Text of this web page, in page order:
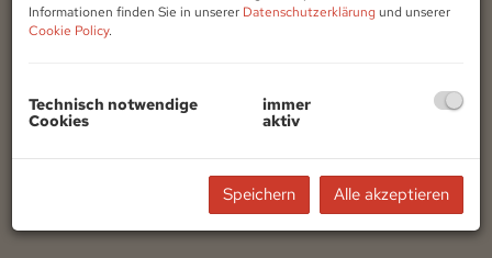
Informationen finden Sie in unserer Datenschutzerklärung und unserer
Cookie Policy.
Technisch notwendige
Cookies
immer
aktiv
Speichern Alle akzeptieren